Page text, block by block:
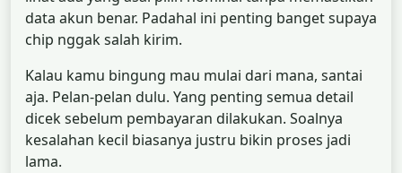
data akun benar. Padahal ini penting banget supaya
chip nggak salah kirim.
Kalau kamu bingung mau mulai dari mana, santai
aja. Pelan-pelan dulu. Yang penting semua detail
dicek sebelum pembayaran dilakukan. Soalnya
kesalahan kecil biasanya justru bikin proses jadi
lama.